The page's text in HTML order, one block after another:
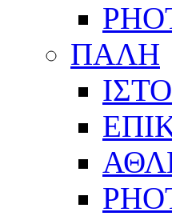
ΠΑΛΗ